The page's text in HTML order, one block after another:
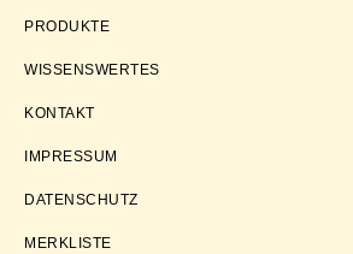
PRODUKTE
WISSENSWERTES
KONTAKT
IMPRESSUM
DATENSCHUTZ
MERKLISTE